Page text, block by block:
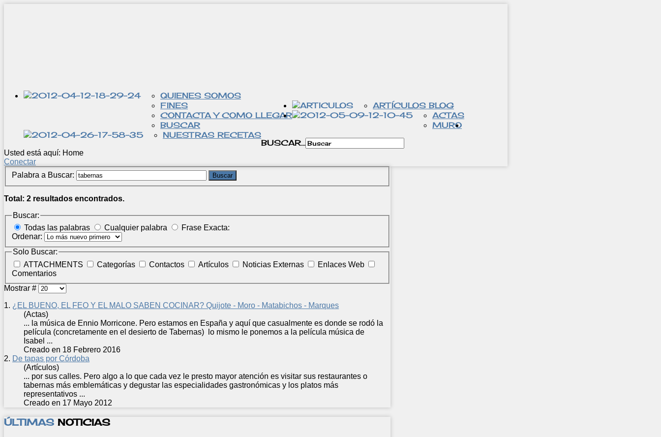
QUIENES SOMOS
FINES
CONTACTA Y COMO LLEGAR
BUSCAR
ARTÍCULOS BLOG
ACTAS
MURO
NUESTRAS RECETAS
BUSCAR...
Usted está aquí: Home
Conectar
Palabra a Buscar:
Buscar
Total: 2 resultados encontrados.
Buscar:
Todas las palabras
Cualquier palabra
Frase Exacta:
Ordenar:
Solo Buscar:
ATTACHMENTS
Categorías Contactos Artículos Noticias Externas
Enlaces Web
Comentarios
Mostrar #
1. ¿EL BUENO, EL FEO Y EL MALO SABEN COCINAR? Quijote - Moro - Matabichos - Marques
(Actas)
... la música de Ennio Morricone. Pero estamos en España y aquí que casualmente es donde se rodó la
película (concretamente en el desierto de Tabernas) lo mismo le ponemos a la película música de
Isabel ...
Creado en 18 Febrero 2016
2. De tapas por Córdoba
(Artículos)
... por sus calles. Pero algo a lo que cada vez le presto mayor atención es visitar sus restaurantes o
tabernas más emblemáticas y degustar las especialidades gastronómicas y los platos más
representativos ...
Creado en 17 Mayo 2012
ÚLTIMAS NOTICIAS